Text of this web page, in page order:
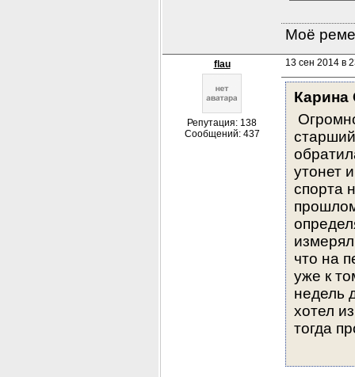
Моё
flau
Репутация: 138
Сообщений: 437
13 сен 2014 в
утонет
спорта
что на
уже к
недель
хотел
тогда